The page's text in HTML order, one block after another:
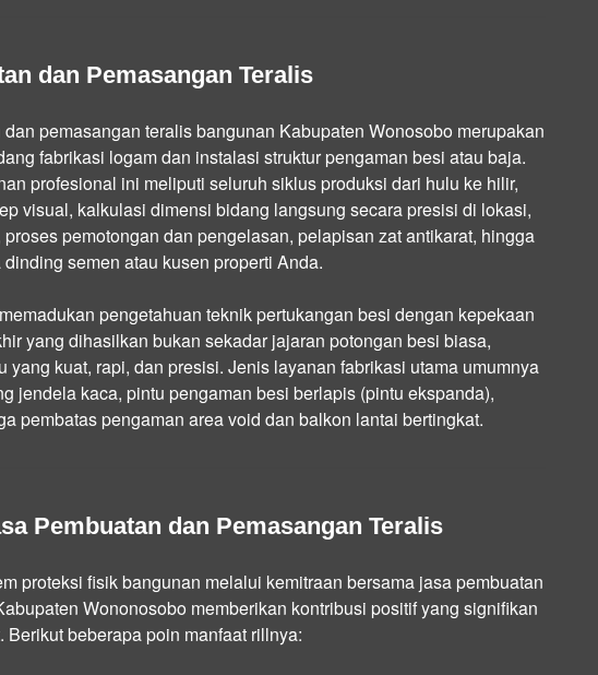
dan Pemasangan Teralis
pemasangan teralis bangunan Kabupaten Wonosobo merupakan
fabrikasi logam dan instalasi struktur pengaman besi atau baja.
profesional ini meliputi seluruh siklus produksi dari hulu ke hilir,
visual, kalkulasi dimensi bidang langsung secara presisi di lokasi,
pemotongan dan pengelasan, pelapisan zat antikarat, hingga
semen atau kusen properti Anda.
pengetahuan teknik pertukangan besi dengan kepekaan
yang dihasilkan bukan sekadar jajaran potongan besi biasa,
yang kuat, rapi, dan presisi. Jenis layanan fabrikasi utama umumnya
jendela kaca, pintu pengaman besi berlapis (pintu ekspanda),
pembatas pengaman area void dan balkon lantai bertingkat.
Pembuatan dan Pemasangan Teralis
proteksi fisik bangunan melalui kemitraan bersama jasa pembuatan
Wononosobo memberikan kontribusi positif yang signifikan
beberapa poin manfaat rillnya: